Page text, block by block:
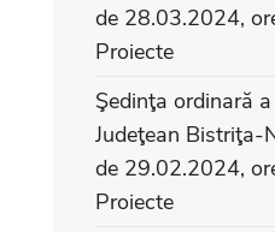
de 28.03.2024,
Proiecte
Şedinţa ordinară
Judeţean Bistriţa-
de 29.02.2024,
Proiecte